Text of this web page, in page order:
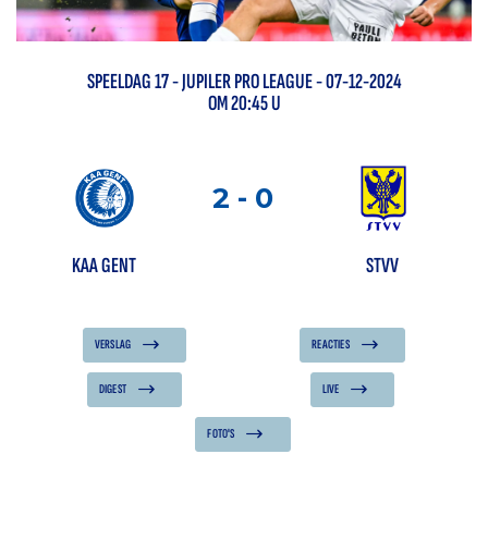
SPEELDAG17-JUPILER PRO LEAGUE- 07-12-2024
OM 20:45 U
2 - 0
KAA GENT STVV
VERSLAG REACTIES
DIGEST LIVE
FOTO'S